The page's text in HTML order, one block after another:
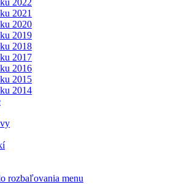
2022
2021
2020
2019
2018
2017
2016
2015
2014
rozbaľovania menu